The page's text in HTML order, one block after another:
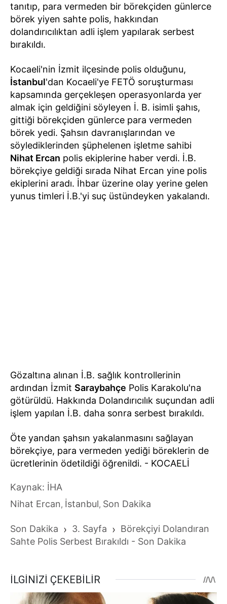
tanıtıp, para vermeden bir börekçiden günlerce
börek yiyen sahte polis, hakkından
dolandırıcılıktan adli işlem yapılarak serbest
bırakıldı.
Kocaeli'nin İzmit ilçesinde polis olduğunu,
İstanbul'dan Kocaeli'ye FETÖ soruşturması
kapsamında gerçekleşen operasyonlarda yer
almak için geldiğini söyleyen İ. B. isimli şahıs,
gittiği börekçiden günlerce para vermeden
börek yedi. Şahsın davranışlarından ve
söylediklerinden şüphelenen işletme sahibi
Nihat Ercan polis ekiplerine haber verdi. İ.B.
börekçiye geldiği sırada Nihat Ercan yine polis
ekiplerini aradı. İhbar üzerine olay yerine gelen
yunus timleri İ.B.'yi suç üstündeyken yakalandı.
Gözaltına alınan İ.B. sağlık kontrollerinin
ardından İzmit Saraybahçe Polis Karakolu'na
götürüldü. Hakkında Dolandırıcılık suçundan adli
işlem yapılan İ.B. daha sonra serbest bırakıldı.
Öte yandan şahsın yakalanmasını sağlayan
börekçiye, para vermeden yediği böreklerin de
ücretlerinin ödetildiği öğrenildi. - KOCAELİ
Kaynak: İHA
Nihat Ercan, İstanbul, Son Dakika
Son Dakika › 3. Sayfa › Börekçiyi Dolandıran
Sahte Polis Serbest Bırakıldı - Son Dakika